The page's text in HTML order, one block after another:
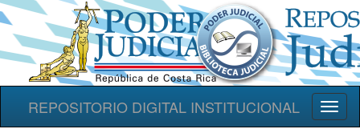
REPOSITORIO DIGITAL INSTITUCIONAL